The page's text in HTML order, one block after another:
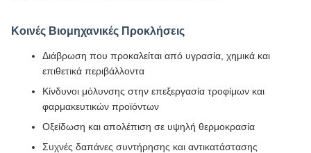
Κοινές Βιομηχανικές Προκλήσεις
Διάβρωση που προκαλείται από υγρασία, χημικά και
επιθετικά περιβάλλοντα
Κίνδυνοι μόλυνσης στην επεξεργασία τροφίμων και
φαρμακευτικών προϊόντων
Οξείδωση και απολέπιση σε υψηλή θερμοκρασία
Συχνές δαπάνες συντήρησης και αντικατάστασης